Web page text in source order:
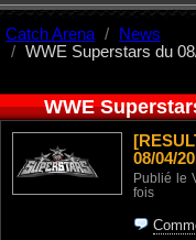
Catch Arena
News
WWE Superstars du
WWE
08/04/
Publié le
fois